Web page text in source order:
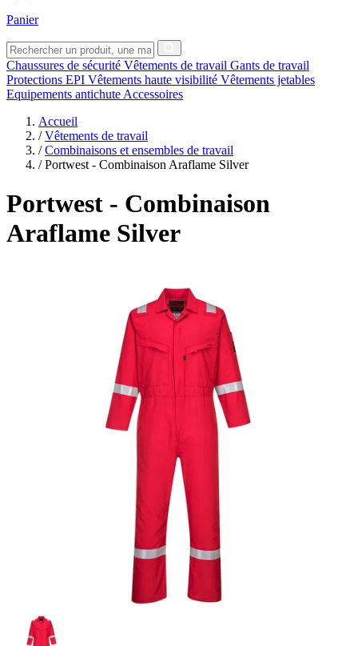
Panier
Chaussures de sécurité Vêtements de travail Gants de travail
Protections EPI Vêtements haute visibilité Vêtements jetables
Equipements antichute Accessoires
Accueil
/ Vêtements de travail
/ Combinaisons et ensembles de travail
/ Portwest - Combinaison Araflame Silver
Portwest - Combinaison
Araflame Silver